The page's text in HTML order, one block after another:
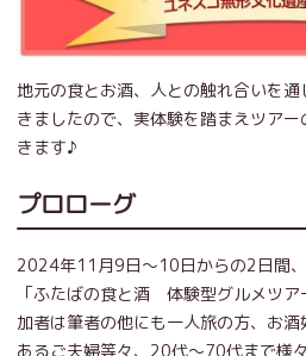
地元の食とお酒、人との触れ合いを
きましたので、実体験を踏まえツア
きます♪
プロローグ
2024年11月9日～10日からの2日間
「ふたばの食と酒 体験型グルメツ
加者は筆者の他にも一人旅の方、お
あるご夫婦等々、20代～70代まで様